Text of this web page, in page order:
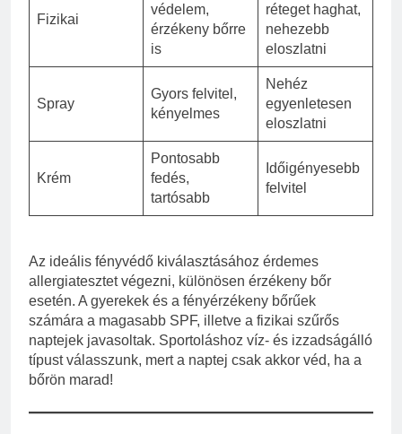
Fizikai
védelem,
érzékeny bőrre
is
réteget haghat,
nehezebb
eloszlatni
Spray
Gyors felvitel,
kényelmes
Nehéz
egyenletesen
eloszlatni
Krém
Pontosabb
fedés,
tartósabb
Időigényesebb
felvitel
Az ideális fényvédő kiválasztásához érdemes
allergiatesztet végezni, különösen érzékeny bőr
esetén. A gyerekek és a fényérzékeny bőrűek
számára a magasabb SPF, illetve a fizikai szűrős
naptejek javasoltak. Sportoláshoz víz- és izzadságálló
típust válasszunk, mert a naptej csak akkor véd, ha a
bőrön marad!